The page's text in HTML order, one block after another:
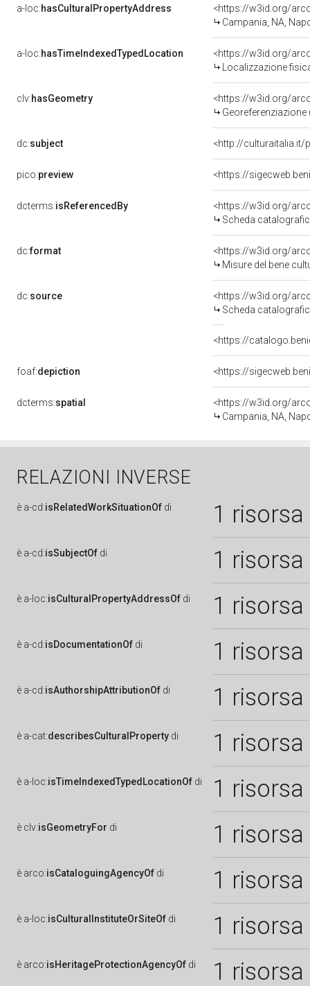
a-loc:hasCulturalPropertyAddress
<https://w3id.org/
Campania, NA,
a-loc:hasTimeIndexedTypedLocation
<https://w3id.org/
Localizzazione
clv:hasGeometry
<https://w3id.org/
dc:subject <http://culturaitalia.it/
pico:preview <https://
dcterms:isReferencedBy
<https://w3id.org/
Scheda
dc:format
<https://w3id.org/
Misure del bene
dc:source
<https://w3id.org/
Scheda
<https://
foaf:depiction <https://
dcterms:spatial
<https://w3id.org/
Campania, NA,
RELAZIONI INVERSE
è a-cd:isRelatedWorkSituationOf di 1 risorsa
è a-cd:isSubjectOf di 1 risorsa
è a-loc:isCulturalPropertyAddressOf di 1 risorsa
è a-cd:isDocumentationOf di 1 risorsa
è a-cd:isAuthorshipAttributionOf di 1 risorsa
è a-cat:describesCulturalProperty di 1 risorsa
è a-loc:isTimeIndexedTypedLocationOf di 1 risorsa
è clv:isGeometryFor di 1 risorsa
è arco:isCataloguingAgencyOf di 1 risorsa
è a-loc:isCulturalInstituteOrSiteOf di 1 risorsa
è arco:isHeritageProtectionAgencyOf di 1 risorsa